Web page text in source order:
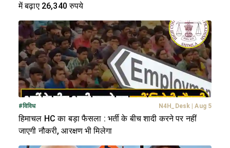
में बढ़ाए 26,340 रुपये
#विविध N4H_Desk Aug 5
हिमाचल HC का बड़ा फैसला : भर्ती के बीच शादी करने पर नहीं
जाएगी नौकरी, आरक्षण भी मिलेगा